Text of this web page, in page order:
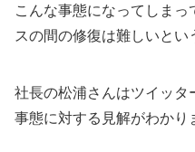
こんな事態になってしまっ
スの間の修復は難しいとい
社長の松浦さんはツイッ
事態に対する見解がわかり